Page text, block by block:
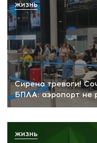
Сирена тревоги!
БПЛА: аэропорт не
ЖИЗНЬ
ЖИЗНЬ